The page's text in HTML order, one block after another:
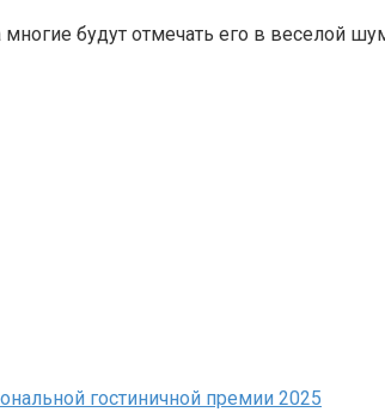
будут отмечать его в веселой
гостиничной премии 2025